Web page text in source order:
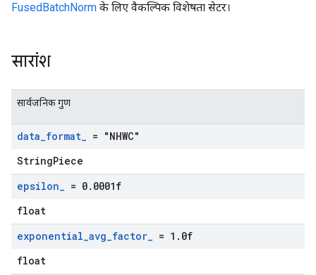
FusedBatchNorm के लिए वैकल्पिक विशेषता सेटर।
सारांश
सार्वजनिक गुण
data_format_ = "NHWC"
StringPiece
epsilon_ = 0. 0001f
float
exponential_avg_factor_ = 1 . 0f
float